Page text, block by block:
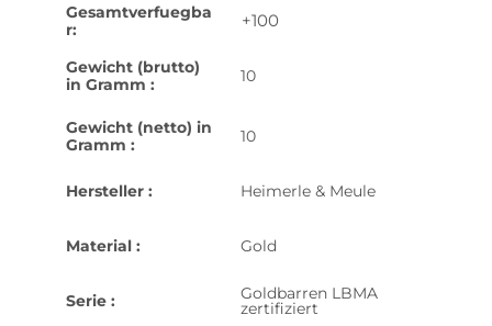
Gesamtverfuegba
r:
+100
Gewicht (brutto)
in Gramm :
10
Gewicht (netto) in
Gramm :
10
Hersteller : Heimerle & Meule
Material : Gold
Serie : Goldbarren LBMA
zertifiziert